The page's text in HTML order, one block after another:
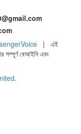
| এই
সম্পূর্ণ বেআইনি এবং
.